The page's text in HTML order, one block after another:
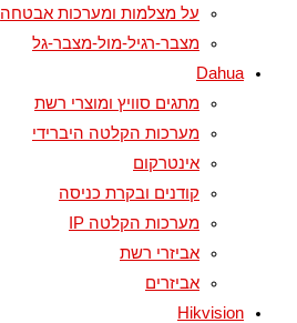
על מצלמות ומערכות אבטחה
מצבר-רגיל-מול-מצבר-גל
Dahua
מתגים סוויץ ומוצרי רשת
מערכות הקלטה היברידי
אינטרקום
קודנים ובקרת כניסה
מערכות הקלטה IP
אביזרי רשת
אביזרים
Hikvision